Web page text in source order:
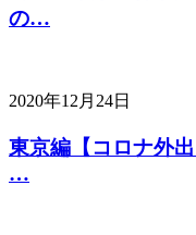
の…
2020年12月24日
東京編【コロナ外
…